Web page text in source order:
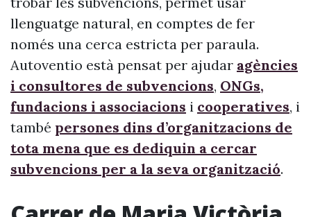
llenguatge natural, en comptes de fer
només una cerca estricta per paraula.
Autoventio està pensat per ajudar agències
i consultores de subvencions, ONGs,
fundacions i associacions i cooperatives, i
també persones dins d’organitzacions de
tota mena que es dediquin a cercar
subvencions per a la seva organització.